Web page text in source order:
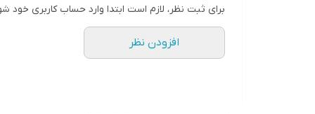
برای ثبت نظر، لازم است ابتدا وارد حساب کاربری خود
افزودن نظر